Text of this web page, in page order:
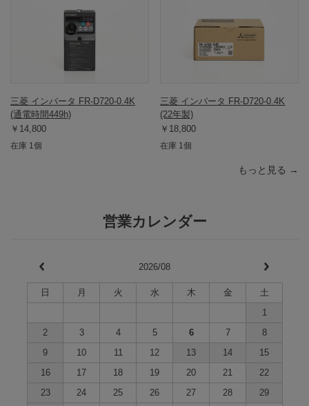
三菱 インバータ FR-D720-0.4K
(通電時間449h)
￥14,800
在庫 1個
三菱 インバータ FR-D720-0.4K
(22年製)
￥18,800
在庫 1個
もっと見る →
営業カレンダー
2026/08
日 月 火 水 木 金
土
1
2
3 4 5 6 7
8
9
10 11 12 13 14
15
16
17 18 19 20 21
22
23
24 25 26 27 28
29